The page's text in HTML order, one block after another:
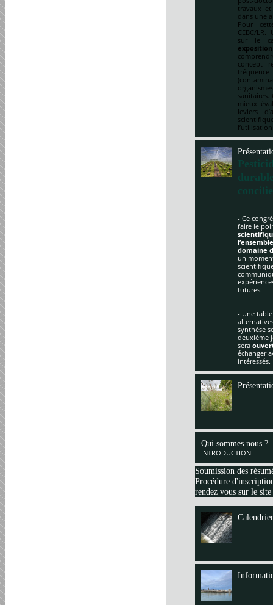
travaux
dans une
Pour
CEBC/
sur le
concept
sanitaires.
mieux
leviers
- Ce
faire le
domaine
un
futures.
- Une
synthèse
deuxième
sera
échanger
intéressés.
Qui sommes nous ?
INTRODUCTION
Soumission des
Procédure
rendez vous sur le
Calendrier